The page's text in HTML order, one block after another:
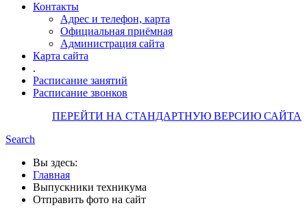
Контакты
Адрес и телефон, карта
Официальная приёмная
Администрация сайта
Карта сайта
.
Расписание занятий
Расписание звонков
ПЕРЕЙТИ НА СТАНДАРТНУЮ ВЕРСИЮ САЙТА
Search
Вы здесь:
Главная
Выпускники техникума
Отправить фото на сайт